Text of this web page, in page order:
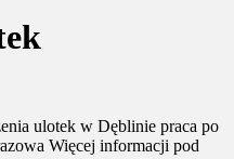
ulotek w Dęblinie praca po
Więcej informacji pod